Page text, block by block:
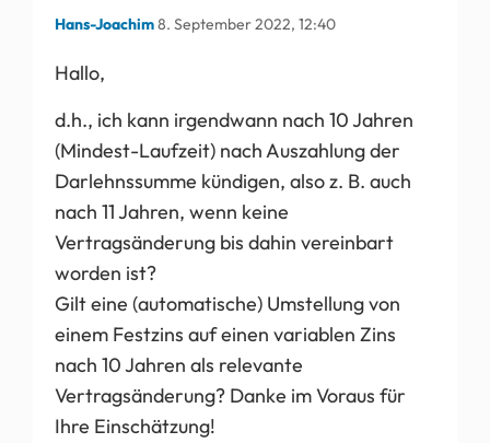
Hans-Joachim8. September 2022, 12:40
Hallo,
d.h., ich kann irgendwann nach 10 Jahren
(Mindest-Laufzeit) nach Auszahlung der
Darlehnssumme kündigen, also z. B. auch
nach 11 Jahren, wenn keine
Vertragsänderung bis dahin vereinbart
worden ist?
Gilt eine (automatische) Umstellung von
einem Festzins auf einen variablen Zins
nach 10 Jahren als relevante
Vertragsänderung? Danke im Voraus für
Ihre Einschätzung!